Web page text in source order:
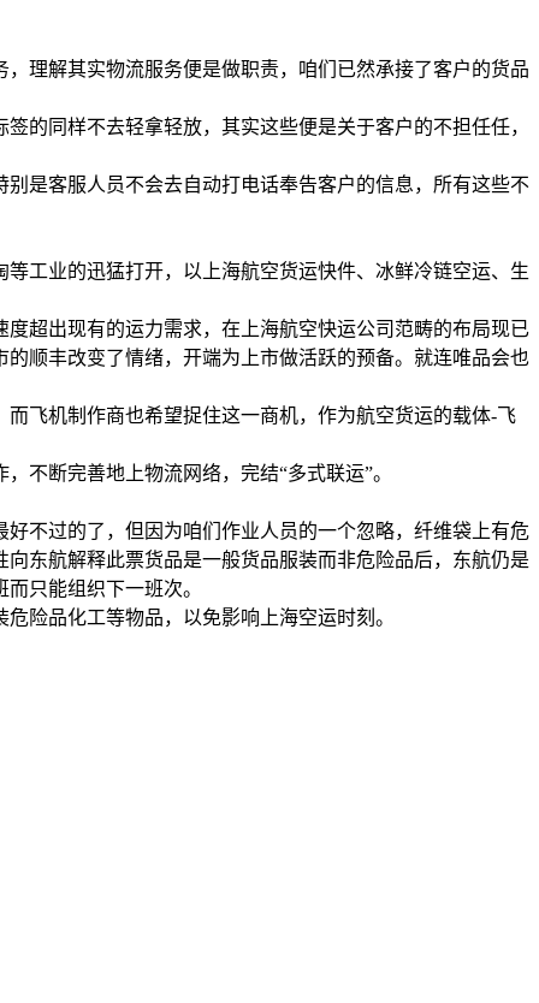
理解其实物流服务便是做职责，咱们已然承接了客户的货品
的同样不去轻拿轻放，其实这些便是关于客户的不担任任，
是客服人员不会去自动打电话奉告客户的信息，所有这些不
工业的迅猛打开，以上海航空货运快件、冰鲜冷链空运、生
超出现有的运力需求，在上海航空快运公司范畴的布局现已
顺丰改变了情绪，开端为上市做活跃的预备。就连唯品会也
飞机制作商也希望捉住这一商机，作为航空货运的载体-飞
不断完善地上物流网络，完结“多式联运”。
不过的了，但因为咱们作业人员的一个忽略，纤维袋上有危
东航解释此票货品是一般货品服装而非危险品后，东航仍是
只能组织下一班次。
险品化工等物品，以免影响上海空运时刻。